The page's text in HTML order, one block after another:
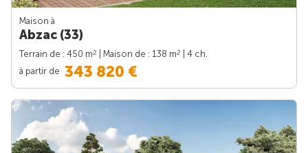
Maison à
Abzac (33)
Terrain de : 450 m2 | Maison de : 138 m2
| 4 ch.
à partir de 343 820 €